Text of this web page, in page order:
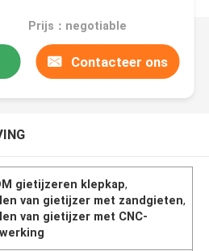
Prijs：negotiable
Contacteer ons
gietijzeren klepkap,
van gietijzer met zandgieten,
van gietijzer met CNC-